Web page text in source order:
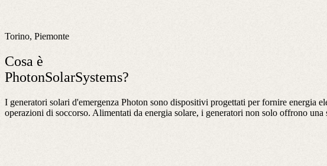
Torino, Piemonte
Cosa è
PhotonSolarSystems?
I generatori solari d'emergenza Photon sono dispositivi progettati per fornire energia
operazioni di soccorso. Alimentati da energia solare, i generatori non solo offrono